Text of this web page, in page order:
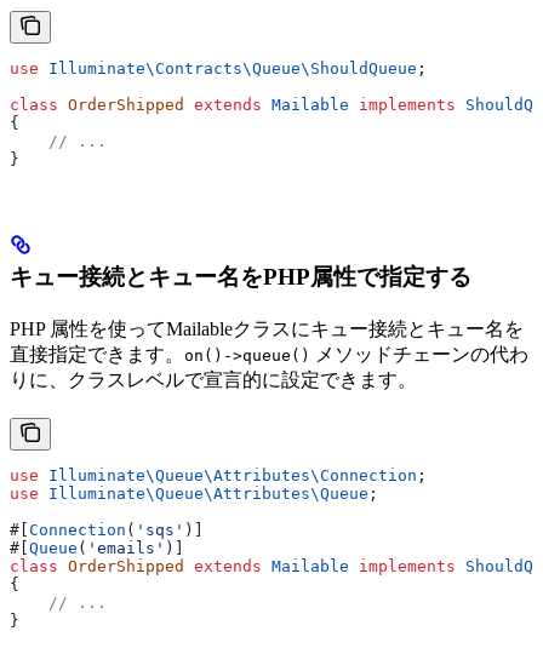
use Illuminate\Contracts\Queue\ ShouldQueue ;
class OrderShipped extends Mailable implements
{
    // ...
}
キュー接続とキュー名をPHP属性で指定する
PHP 属性を使ってMailableクラスにキュー接続とキュー名を
直接指定できます。 on()->queue()
メソッドチェーンの代わ
りに、クラスレベルで宣言的に設定できます。
use Illuminate\Queue\Attributes\Connection ;
use Illuminate\Queue\Attributes\Queue ;
#[Connection ( 'sqs' )]
#[Queue ( 'emails' )]
class OrderShipped extends Mailable implements
{
    // ...
}